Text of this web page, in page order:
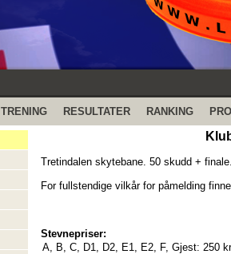
TRENING RESULTATER RANKING
Tretindalen skytebane. 50 skudd +
For fullstendige vilkår for påmelding
Stevnepriser:
A, B, C, D1, D2, E1, E2, F, Gjest: 250 kr